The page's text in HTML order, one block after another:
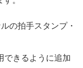
の拍手スタンプ・
できるように追加